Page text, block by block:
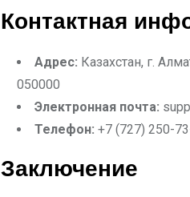
Контактная
Адрес: Казахстан, г.
050000
Электронная почта:
Телефон: +7 (727) 250-
Заключение